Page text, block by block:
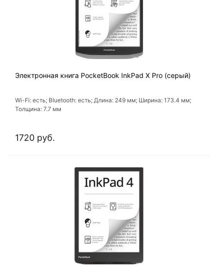
Электронная книга PocketBook InkPad X Pro (серый)
Wi-Fi: есть; Bluetooth: есть; Длина: 249 мм; Ширина: 173.4 мм;
Толщина: 7.7 мм
1720 руб.